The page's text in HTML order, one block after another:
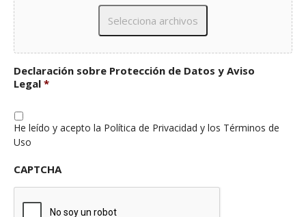
Tipos
de
archivos
aceptados:
jpg,
Declaración sobre Protección de Datos y Aviso
Legal *
He leído y acepto la Política de Privacidad y los Términos de
Uso
CAPTCHA